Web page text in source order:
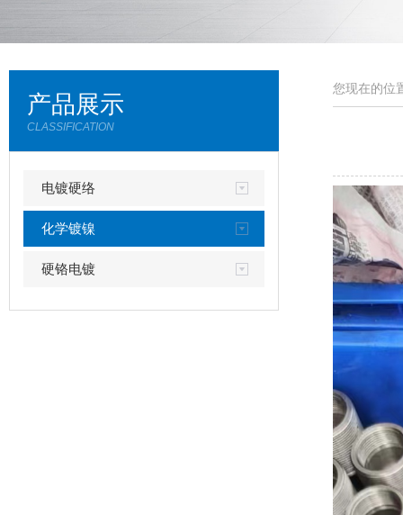
产品展示
CLASSIFICATION
电镀硬络
化学镀镍
硬铬电镀
您现在的位